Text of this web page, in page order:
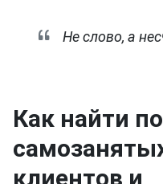
Не слово, а
Как найти
клиентов и